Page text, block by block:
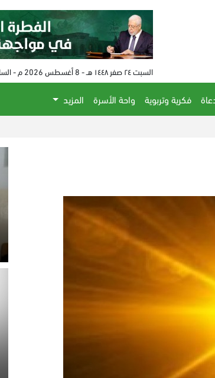
السبت ٢٤ صفر ١٤٤٨ هـ - 8 أغسطس 2026 م - الساعة 04:28 م
فكرية وتربوية واحة الأسرة
المزيد